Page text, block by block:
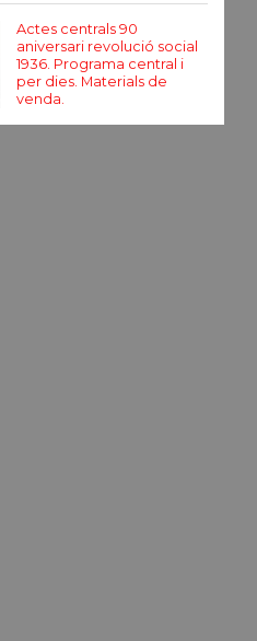
Actes centrals 90
aniversari revolució social
1936. Programa central i
per dies. Materials de
venda.